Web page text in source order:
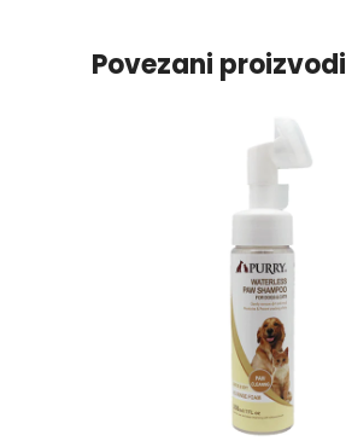
Povezani proizvodi